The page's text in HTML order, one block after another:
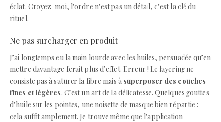
éclat. Croyez-moi, l’ordre n’est pas un détail, c’est la clé du
rituel.
Ne pas surcharger en produit
J’ai longtemps eu la main lourde avec les huiles, persuadée qu’en
mettre davantage ferait plus d’effet. Erreur ! Le layering ne
consiste pas à saturer la fibre mais à superposer des couches
fines et légères. C’est un art de la délicatesse. Quelques gouttes
d’huile sur les pointes, une noisette de masque bien répartie :
cela suffit amplement. Je trouve même que l’application